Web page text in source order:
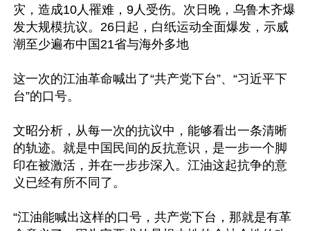
灾，造成10人罹难，9人受伤。次日晚，乌鲁木齐爆
发大规模抗议。26日起，白纸运动全面爆发，示威
潮至少遍布中国21省与海外多地
这一次的江油革命喊出了“共产党下台”、“习近平下
台”的口号。
文昭分析，从每一次的抗议中，能够看出一条清晰
的轨迹。就是中国民间的反抗意识，是一步一个脚
印在被激活，并在一步步深入。江油这起抗争的意
义已经有所不同了。
“江油能喊出这样的口号，共产党下台，那就是有革